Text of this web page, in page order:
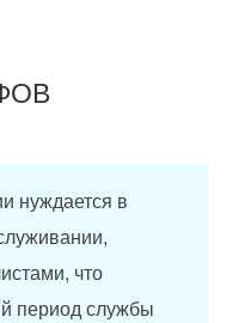
нуждается в
что
период службы